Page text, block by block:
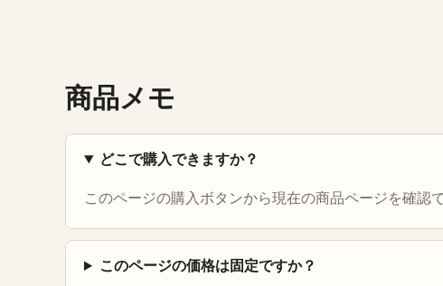
商品メモ
どこで購入できますか？
このページの購入ボタンから現在の商品ページを確認で
このページの価格は固定ですか？